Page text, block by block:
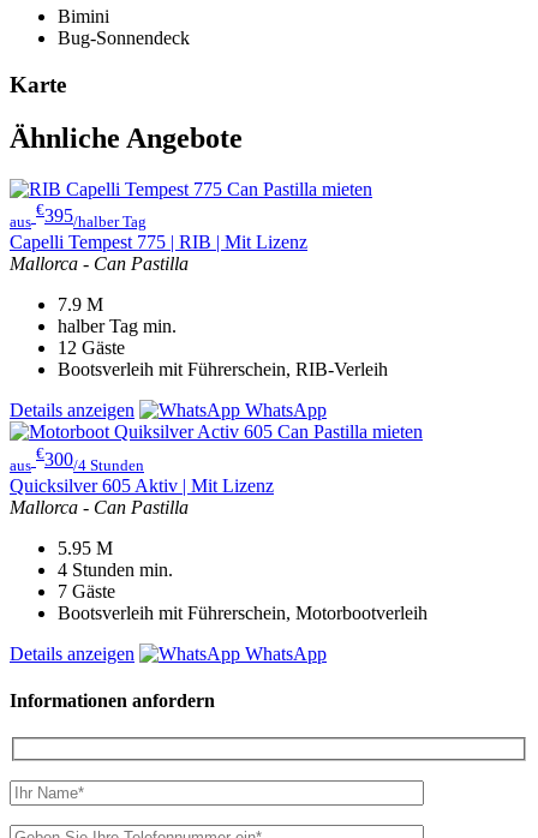
Bimini
Bug-Sonnendeck
Karte
Ähnliche Angebote
aus
€395/halber Tag
Capelli Tempest 775 | RIB | Mit Lizenz
Mallorca - Can Pastilla
7.9 M
halber Tag min.
12 Gäste
Bootsverleih mit Führerschein, RIB-Verleih
Details anzeigen
WhatsApp
aus
€300/4 Stunden
Quicksilver 605 Aktiv | Mit Lizenz
Mallorca - Can Pastilla
5.95 M
4 Stunden min.
7 Gäste
Bootsverleih mit Führerschein, Motorbootverleih
Details anzeigen
WhatsApp
Informationen anfordern